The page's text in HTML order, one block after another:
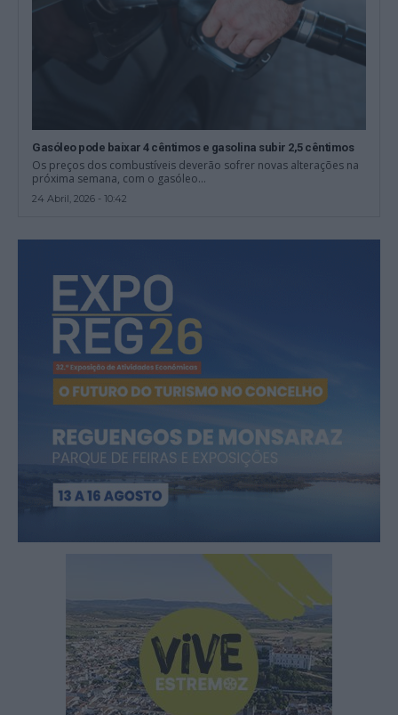
Gasóleo pode baixar 4 cêntimos e gasolina subir 2,5 cêntimos
Os preços dos combustíveis deverão sofrer novas alterações na
próxima semana, com o gasóleo...
24 Abril, 2026 - 10:42